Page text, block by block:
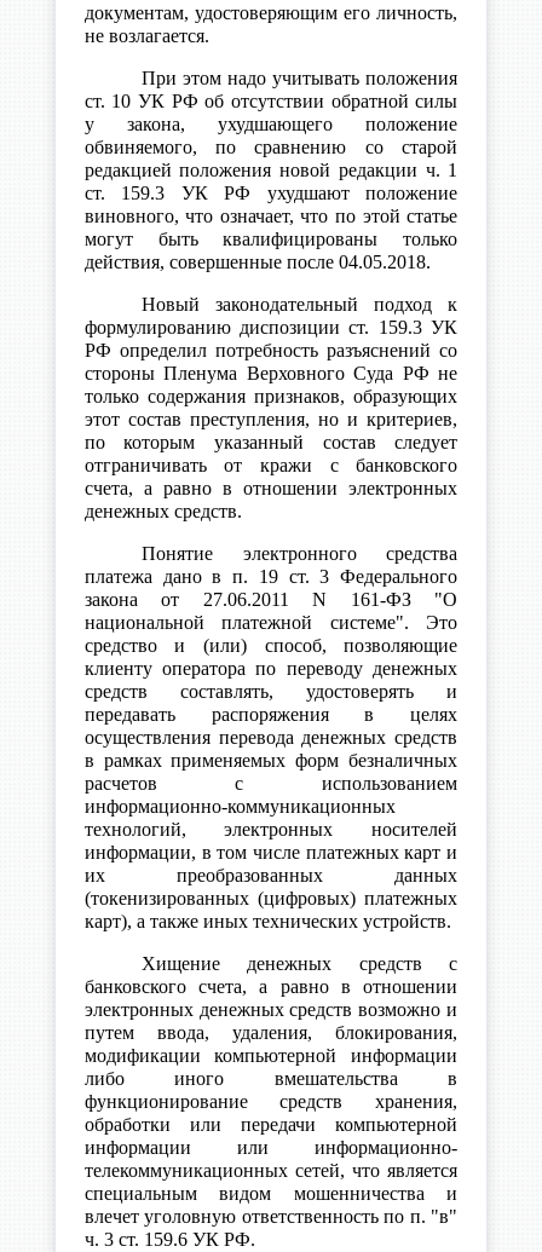
документам, удостоверяющим его личность,
не возлагается.
При этом надо учитывать положения
ст. 10 УК РФ об отсутствии обратной силы
у закона, ухудшающего положение
обвиняемого, по сравнению со старой
редакцией положения новой редакции ч. 1
ст. 159.3 УК РФ ухудшают положение
виновного, что означает, что по этой статье
могут быть квалифицированы только
действия, совершенные после 04.05.2018.
Новый законодательный подход к
формулированию диспозиции ст. 159.3 УК
РФ определил потребность разъяснений со
стороны Пленума Верховного Суда РФ не
только содержания признаков, образующих
этот состав преступления, но и критериев,
по которым указанный состав следует
отграничивать от кражи с банковского
счета, а равно в отношении электронных
денежных средств.
Понятие электронного средства
платежа дано в п. 19 ст. 3 Федерального
закона от 27.06.2011 N 161-ФЗ "О
национальной платежной системе". Это
средство и (или) способ, позволяющие
клиенту оператора по переводу денежных
средств составлять, удостоверять и
передавать распоряжения в целях
осуществления перевода денежных средств
в рамках применяемых форм безналичных
расчетов с использованием
информационно-коммуникационных
технологий, электронных носителей
информации, в том числе платежных карт и
их преобразованных данных
(токенизированных (цифровых) платежных
карт), а также иных технических устройств.
Хищение денежных средств с
банковского счета, а равно в отношении
электронных денежных средств возможно и
путем ввода, удаления, блокирования,
модификации компьютерной информации
либо иного вмешательства в
функционирование средств хранения,
обработки или передачи компьютерной
информации или информационно-
телекоммуникационных сетей, что является
специальным видом мошенничества и
влечет уголовную ответственность по п. "в"
ч. 3 ст. 159.6 УК РФ.